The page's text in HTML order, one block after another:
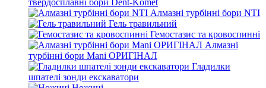
твердосплавні бори Dent-Komet
Алмазні турбінні бори NTI
Гель травильний
Гемостазис та кровоспинні
Алмазні
турбінні бори Mani ОРИГІНАЛ
Гладилки
шпателі зонди екскаватори